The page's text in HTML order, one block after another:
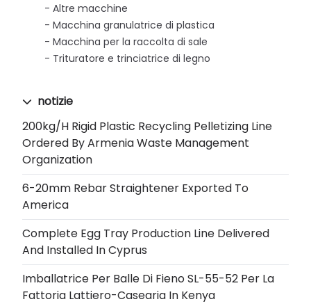
Altre macchine
Macchina granulatrice di plastica
Macchina per la raccolta di sale
Trituratore e trinciatrice di legno
notizie
200kg/h Rigid Plastic Recycling Pelletizing Line
Ordered By Armenia Waste Management
Organization
6-20mm Rebar Straightener Exported To
America
Complete Egg Tray Production Line Delivered
And Installed In Cyprus
Imballatrice Per Balle Di Fieno SL-55-52 Per La
Fattoria Lattiero-Casearia In Kenya